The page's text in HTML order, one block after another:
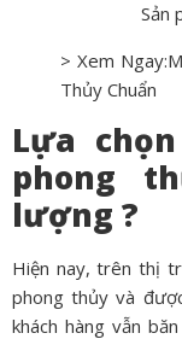
Sản
> Xem
Thủy Chuẩn
Lựa
phong
lượng ?
Hiện nay, trên thị
phong thủy và
khách hàng vẫn